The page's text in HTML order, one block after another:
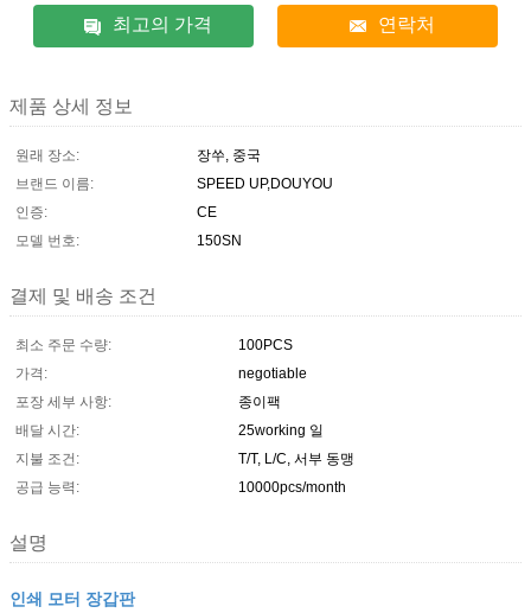
최고의 가격 연락처
제품 상세 정보
원래 장소:
장쑤, 중국
브랜드 이름:
SPEED UP,DOUYOU
인증:
CE
모델 번호:
150SN
결제 및 배송 조건
최소 주문 수량:
100PCS
가격:
negotiable
포장 세부 사항:
종이팩
배달 시간:
25working 일
지불 조건:
T/T, L/C, 서부 동맹
공급 능력:
10000pcs/month
설명
인쇄 모터 장갑판